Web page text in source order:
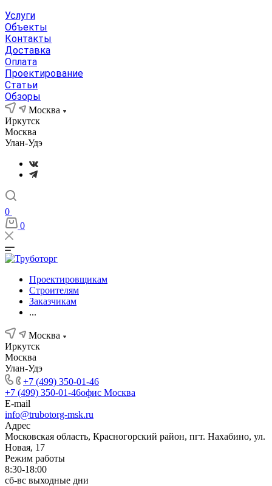
Услуги
Объекты
Контакты
Доставка
Оплата
Проектирование
Статьи
Обзоры
Москва
Иркутск
Москва
Улан-Удэ
0
0
Проектировщикам
Строителям
Заказчикам
...
Москва
Иркутск
Москва
Улан-Удэ
+7 (499) 350-01-46
+7 (499) 350-01-46офис Москва
E-mail
info@trubotorg-msk.ru
Адрес
Московская область, Красногорский район, пгт. Нахабино, ул.
Новая, 17
Режим работы
8:30-18:00
сб-вс выходные дни